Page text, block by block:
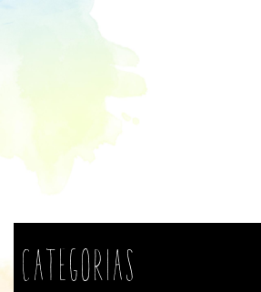
Categorias